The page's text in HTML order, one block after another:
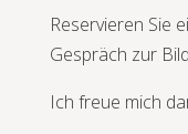
Reservieren Sie
Gespräch zur
Ich freue mich